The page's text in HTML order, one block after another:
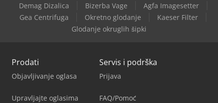
Demag Dizalica Bizerba Vage
Agfa Imagesetter
Gea Centrifuga
Okretno glodanje
Kaeser Filter
Glodanje okruglih šipki
Prodati
Objavljivanje oglasa
Upravljajte oglasima
Servis i podrška
Prijava
FAQ/Pomoć